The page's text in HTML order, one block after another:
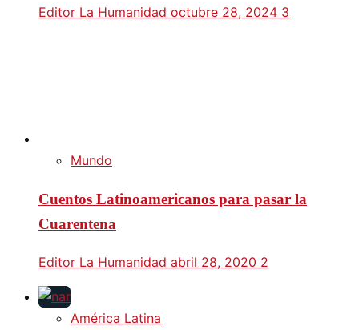
Editor La Humanidad octubre 28, 2024 3
Mundo
Cuentos Latinoamericanos para pasar la
Cuarentena
Editor La Humanidad abril 28, 2020 2
América Latina